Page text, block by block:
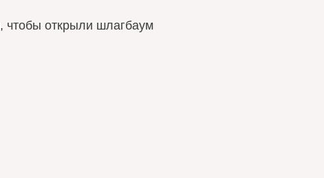
, чтобы открыли шлагбаум